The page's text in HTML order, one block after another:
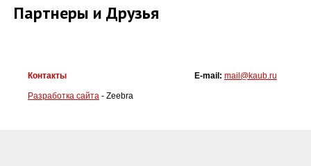
Партнеры и Друзья
Контакты
Разработка сайта - Zeebra
E-mail: mail@kaub.ru